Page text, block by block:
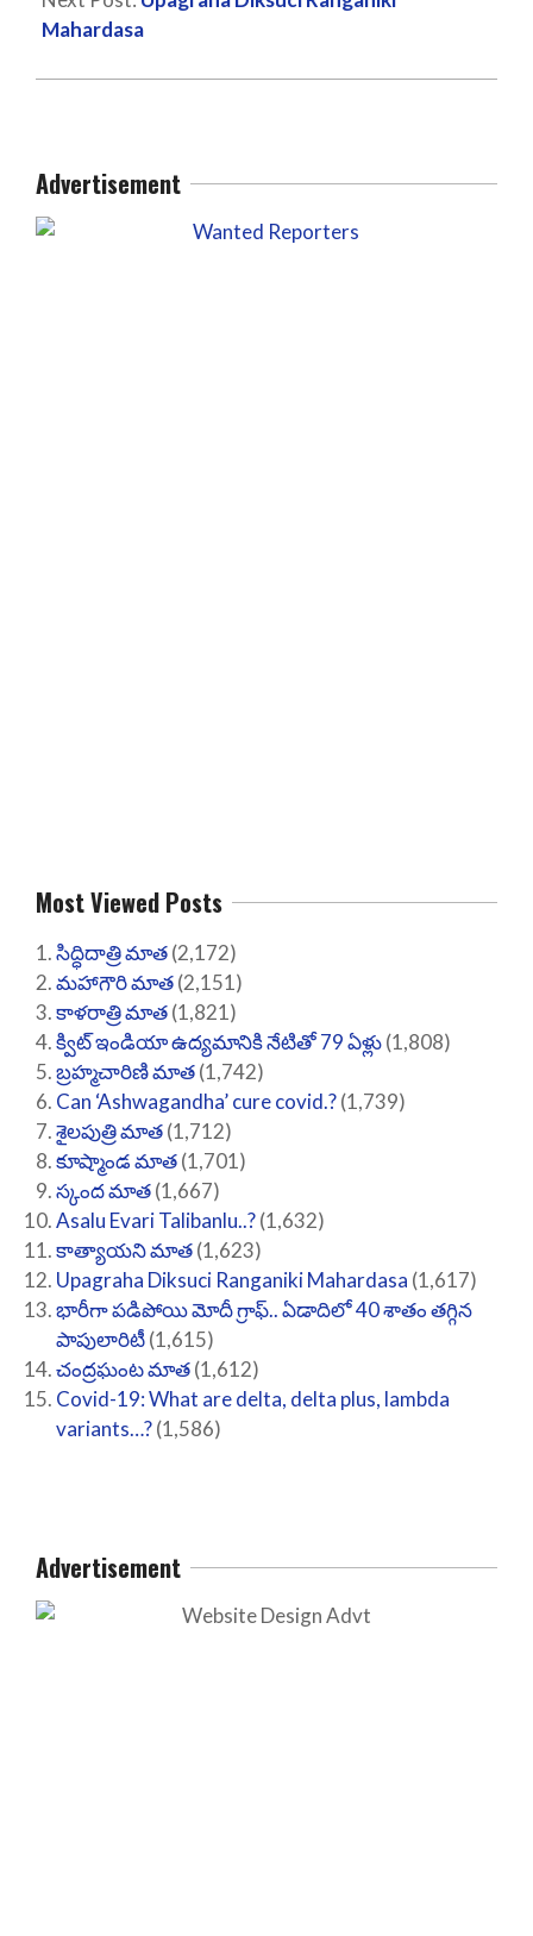
Mahardasa
Advertisement
Most Viewed Posts
సిద్ధిదాత్రి మాత(2,172)
మహాగౌరి మాత(2,151)
కాళరాత్రి మాత(1,821)
క్విట్ ఇండియా ఉద్యమానికి నేటితో 79 ఏళ్లు(1,808)
బ్రహ్మచారిణి మాత(1,742)
Can ‘Ashwagandha’ cure covid.?(1,739)
శైలపుత్రి మాత(1,712)
కూష్మాండ మాత(1,701)
స్కంద మాత(1,667)
Asalu Evari Talibanlu..?(1,632)
కాత్యాయని మాత(1,623)
Upagraha Diksuci Ranganiki Mahardasa (1,617)
భారీగా పడిపోయి మోదీ గ్రాఫ్.. ఏడాదిలో 40 శాతం తగ్గిన
పాపులారిటీ(1,615)
చంద్రఘంట మాత(1,612)
Covid-19: What are delta, delta plus, lambda
variants…?(1,586)
Advertisement